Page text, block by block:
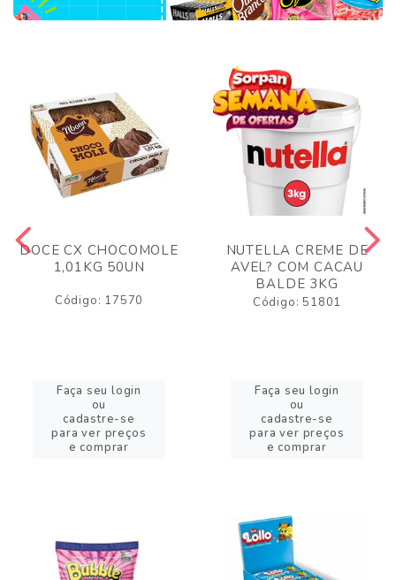
DOCE CX CHOCOMOLE
1,01KG 50UN
Código: 17570
Faça seu login
ou
cadastre-se
para ver preços
e comprar
NUTELLA CREME DE
AVEL? COM CACAU
BALDE 3KG
Código: 51801
Faça seu login
ou
cadastre-se
para ver preços
e comprar